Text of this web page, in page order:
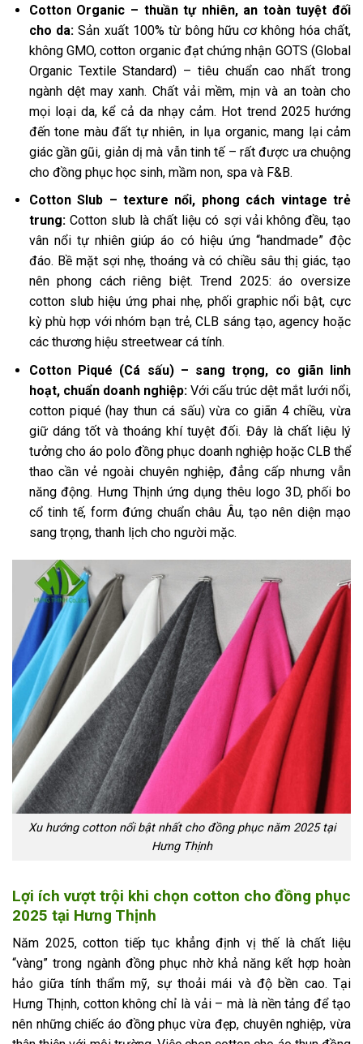
Cotton Organic – thuần tự nhiên, an toàn tuyệt đối
cho da:Sản xuất 100% từ bông hữu cơ không hóa chất,
không GMO, cotton organic đạt chứng nhận GOTS (Global
Organic Textile Standard) – tiêu chuẩn cao nhất trong
ngành dệt may xanh. Chất vải mềm, mịn và an toàn cho
mọi loại da, kể cả da nhạy cảm. Hot trend 2025 hướng
đến tone màu đất tự nhiên, in lụa organic, mang lại cảm
giác gần gũi, giản dị mà vẫn tinh tế – rất được ưa chuộng
cho đồng phục học sinh, mầm non, spa và F&B.
Cotton Slub – texture nổi, phong cách vintage trẻ
trung: Cotton slub là chất liệu có sợi vải không đều, tạo
vân nổi tự nhiên giúp áo có hiệu ứng “handmade” độc
đáo. Bề mặt sợi nhẹ, thoáng và có chiều sâu thị giác, tạo
nên phong cách riêng biệt. Trend 2025: áo oversize
cotton slub hiệu ứng phai nhẹ, phối graphic nổi bật, cực
kỳ phù hợp với nhóm bạn trẻ, CLB sáng tạo, agency hoặc
các thương hiệu streetwear cá tính.
Cotton Piqué (Cá sấu) – sang trọng, co giãn linh
hoạt, chuẩn doanh nghiệp: Với cấu trúc dệt mắt lưới nổi,
cotton piqué (hay thun cá sấu) vừa co giãn 4 chiều, vừa
giữ dáng tốt và thoáng khí tuyệt đối. Đây là chất liệu lý
tưởng cho áo polo đồng phục doanh nghiệp hoặc CLB thể
thao cần vẻ ngoài chuyên nghiệp, đẳng cấp nhưng vẫn
năng động. Hưng Thịnh ứng dụng thêu logo 3D, phối bo
cổ tinh tế, form đứng chuẩn châu Âu, tạo nên diện mạo
sang trọng, thanh lịch cho người mặc.
Xu hướng cotton nổi bật nhất cho đồng phục năm 2025 tại
Hưng Thịnh
Lợi ích vượt trội khi chọn cotton cho đồng phục
2025 tại Hưng Thịnh
Năm 2025, cotton tiếp tục khẳng định vị thế là chất liệu
“vàng” trong ngành đồng phục nhờ khả năng kết hợp hoàn
hảo giữa tính thẩm mỹ, sự thoải mái và độ bền cao. Tại
Hưng Thịnh, cotton không chỉ là vải – mà là nền tảng để tạo
nên những chiếc áo đồng phục vừa đẹp, chuyên nghiệp, vừa